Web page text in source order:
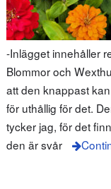
-Inlägget innehåller
Blommor och
att den knappast
för uthållig för det.
tycker jag, för det
den är svår